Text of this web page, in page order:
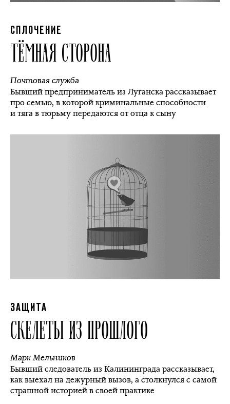
СПЛОЧЕНИЕ
ТЁМНАЯ СТОРОНА
Почтовая служба
Бывший предприниматель из Луганска рассказывает
про семью, в которой криминальные способности
и тяга в тюрьму передаются от отца к сыну
ЗАЩИТА
СКЕЛЕТЫ ИЗ ПРОШЛОГО
Марк Мельников
Бывший следователь из Калининграда рассказывает,
как выехал на дежурный вызов, а столкнулся с самой
страшной историей в своей практике